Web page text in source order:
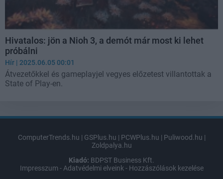
Hivatalos: jön a Nioh 3, a demót már most ki lehet
próbálni
Hír | 2025.06.05 00:01
Átvezetőkkel és gameplayjel vegyes előzetest villantottak a
State of Play-en.
ComputerTrends.hu | GSPlus.hu | PCWPlus.hu | Puliwood.hu |
Zoldpalya.hu
Kiadó: BDPST Business Kft.
Impresszum -Adatvédelmi elveink- Hozzászólások kezelése